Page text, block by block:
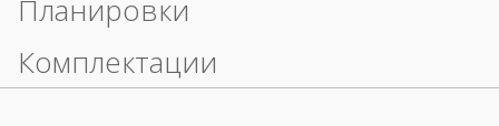
Планировки
Комплектации